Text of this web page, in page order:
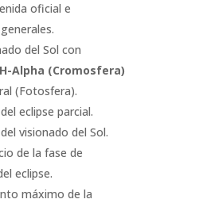
oficial e
del Sol con
Alpha (Cromosfera)
(Fotosfera).
eclipse parcial.
visionado del Sol.
de la fase de
eclipse.
máximo de la